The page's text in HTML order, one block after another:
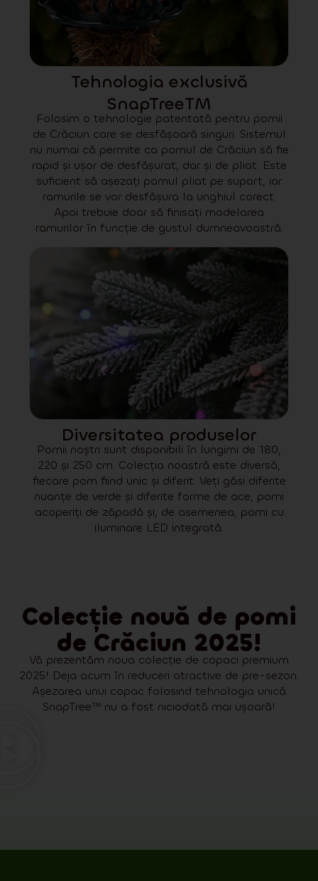
Tehnologia exclusivă
SnapTreeTM
Folosim o tehnologie patentată pentru pomii
de Crăciun care se desfășoară singuri. Sistemul
nu numai că permite ca pomul de Crăciun să fie
rapid și ușor de desfășurat, dar și de pliat. Este
suficient să așezați pomul pliat pe suport, iar
ramurile se vor desfășura la unghiul corect.
Apoi trebuie doar să finisați modelarea
ramurilor în funcție de gustul dumneavoastră.
Diversitatea produselor
Pomii noștri sunt disponibili în lungimi de 180,
220 și 250 cm. Colecția noastră este diversă,
fiecare pom fiind unic și diferit. Veți găsi diferite
nuanțe de verde și diferite forme de ace, pomi
acoperiți de zăpadă și, de asemenea, pomi cu
iluminare LED integrată.
Colecție nouă de pomi
de Crăciun 2025!
Vă prezentăm noua colecție de copaci premium
2025! Deja acum în reduceri atractive de pre-sezon.
Așezarea unui copac folosind tehnologia unică
SnapTree™ nu a fost niciodată mai ușoară!